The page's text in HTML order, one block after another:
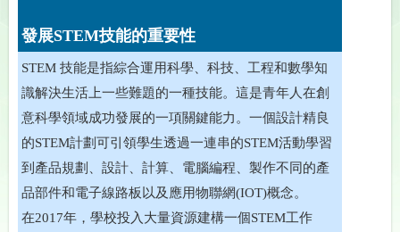
發展STEM技能的重要性
STEM 技能是指綜合運用科學、科技、工程和數學知
識解決生活上一些難題的一種技能。這是青年人在創
意科學領域成功發展的一項關鍵能力。一個設計精良
的STEM計劃可引領學生透過一連串的STEM活動學習
到產品規劃、設計、計算、電腦編程、製作不同的產
品部件和電子線路板以及應用物聯網(IOT)概念。
在2017年，學校投入大量資源建構一個STEM工作